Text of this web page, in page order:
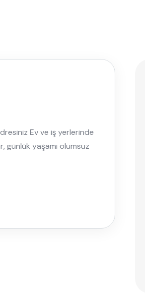
Ev ve iş yerlerinde
günlük yaşamı olumsuz